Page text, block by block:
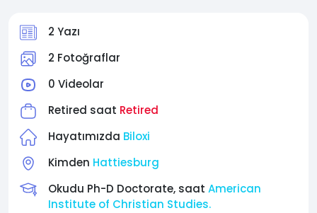
2 Yazı
2 Fotoğraflar
0 Videolar
Retired saat Retired
Hayatımızda Biloxi
Kimden Hattiesburg
Okudu Ph-D Doctorate, saat American
Institute of Christian Studies.